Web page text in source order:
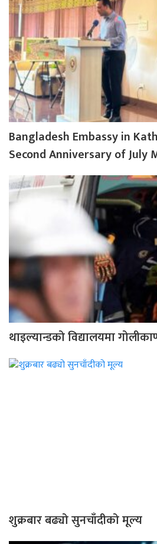
Bangladesh Embassy in
Second Anniversary of July
थाइल्यान्डको विद्यालयमा
शुक्रबार बढ्यो सुनचाँदीको मूल्य